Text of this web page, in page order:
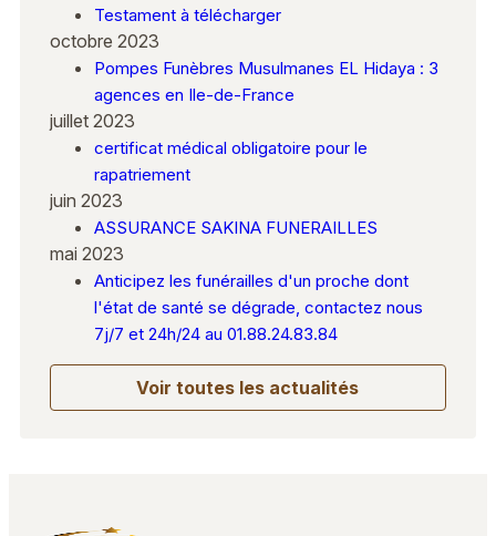
Testament à télécharger
octobre 2023
Pompes Funèbres Musulmanes EL Hidaya : 3
agences en Ile-de-France
juillet 2023
certificat médical obligatoire pour le
rapatriement
juin 2023
ASSURANCE SAKINA FUNERAILLES
mai 2023
Anticipez les funérailles d'un proche dont
l'état de santé se dégrade, contactez nous
7j/7 et 24h/24 au 01.88.24.83.84
Voir toutes les actualités